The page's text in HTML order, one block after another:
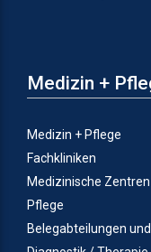
Medizin +
Medizin + Pflege
Fachkliniken
Medizinische Zentren
Pflege
Belegabteilungen